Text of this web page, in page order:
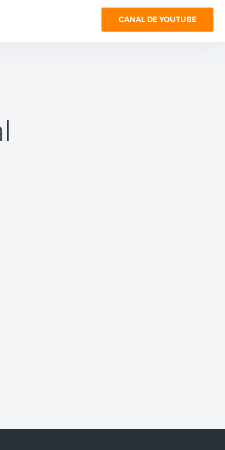
CANAL DE YOUTUBE